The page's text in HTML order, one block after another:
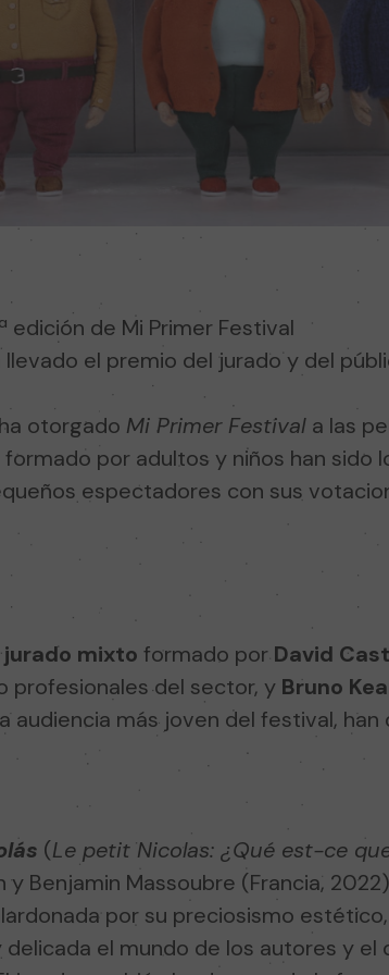
edición de Mi Primer Festival
llevado el premio del jurado y del
otorgado Mi Primer Festival a las
por adultos y niños han sido
espectadores con sus
jurado mixto formado por David
profesionales del sector, y Bruno
audiencia más joven del festival,
(Le petit Nicolas: ¿Qué est-ce
y Benjamin Massoubre (Francia,
por su preciosismo
el mundo de los autores y el